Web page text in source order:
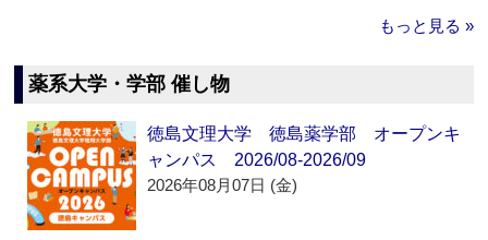
もっと見る »
薬系大学・学部 催し物
徳島文理大学 徳島薬学部 オープンキ
ャンパス 2026/08-2026/09
2026年08月07日 (金)